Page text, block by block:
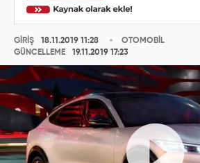
GİRİŞ
18.11.2019 11:28
GÜNCELLEME
19.11.2019 17:23
OTOMOBİL